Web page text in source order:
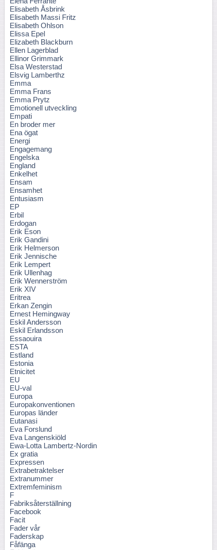
Elisabeth Åsbrink
Elisabeth Massi Fritz
Elisabeth Ohlson
Elissa Epel
Elizabeth Blackburn
Ellen Lagerblad
Ellinor Grimmark
Elsa Westerstad
Elsvig Lamberthz
Emma
Emma Frans
Emma Prytz
Emotionell utveckling
Empati
En broder mer
Ena ögat
Energi
Engagemang
Engelska
England
Enkelhet
Ensam
Ensamhet
Entusiasm
EP
Erbil
Erdogan
Erik Eson
Erik Gandini
Erik Helmerson
Erik Jennische
Erik Lempert
Erik Ullenhag
Erik Wennerström
Erik XIV
Eritrea
Erkan Zengin
Ernest Hemingway
Eskil Andersson
Eskil Erlandsson
Essaouira
ESTA
Estland
Estonia
Etnicitet
EU
EU-val
Europa
Europakonventionen
Europas länder
Eutanasi
Eva Forslund
Eva Langenskiöld
Ewa-Lotta Lambertz-Nordin
Ex gratia
Expressen
Extrabetraktelser
Extranummer
Extremfeminism
F
Fabriksåterställning
Facebook
Facit
Fader vår
Faderskap
Fåfänga